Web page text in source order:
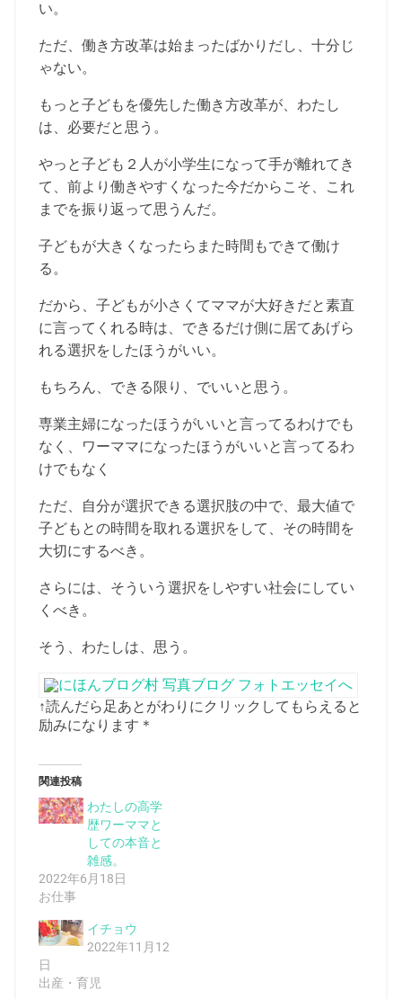
い。
ただ、働き方改革は始まったばかりだし、十分じ
ゃない。
もっと子どもを優先した働き方改革が、わたし
は、必要だと思う。
やっと子ども２人が小学生になって手が離れてき
て、前より働きやすくなった今だからこそ、これ
までを振り返って思うんだ。
子どもが大きくなったらまた時間もできて働け
る。
だから、子どもが小さくてママが大好きだと素直
に言ってくれる時は、できるだけ側に居てあげら
れる選択をしたほうがいい。
もちろん、できる限り、でいいと思う。
専業主婦になったほうがいいと言ってるわけでも
なく、ワーママになったほうがいいと言ってるわ
けでもなく
ただ、自分が選択できる選択肢の中で、最大値で
子どもとの時間を取れる選択をして、その時間を
大切にするべき。
さらには、そういう選択をしやすい社会にしてい
くべき。
そう、わたしは、思う。
↑読んだら足あとがわりにクリックしてもらえると
励みになります＊
関連投稿
わたしの高学
歴ワーママと
しての本音と
雑感。
2022年6月18日
お仕事
イチョウ
2022年11月12
日
出産・育児